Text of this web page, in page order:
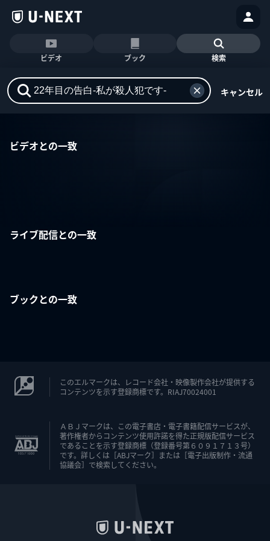
ビデオ ブック 検索
キャンセル
ビデオとの一致
ライブ配信との一致
ブックとの一致
このエルマークは、レコード会社・映像製作会社が提供する
コンテンツを示す登録商標です。RIAJ70024001
ＡＢＪマークは、この電子書店・電子書籍配信サービスが、
著作権者からコンテンツ使用許諾を得た正規版配信サービス
であることを示す登録商標（登録番号第６０９１７１３号）
です。詳しくは［ABJマーク］または［電子出版制作・流通
協議会］で検索してください。